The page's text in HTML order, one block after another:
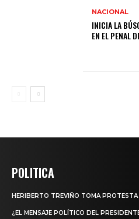
NACIONAL
INICIA LA
EN EL PENAL
POLITICA
HERIBERTO TREVIÑO TOMA
¿EL MENSAJE POLÍTICO DEL